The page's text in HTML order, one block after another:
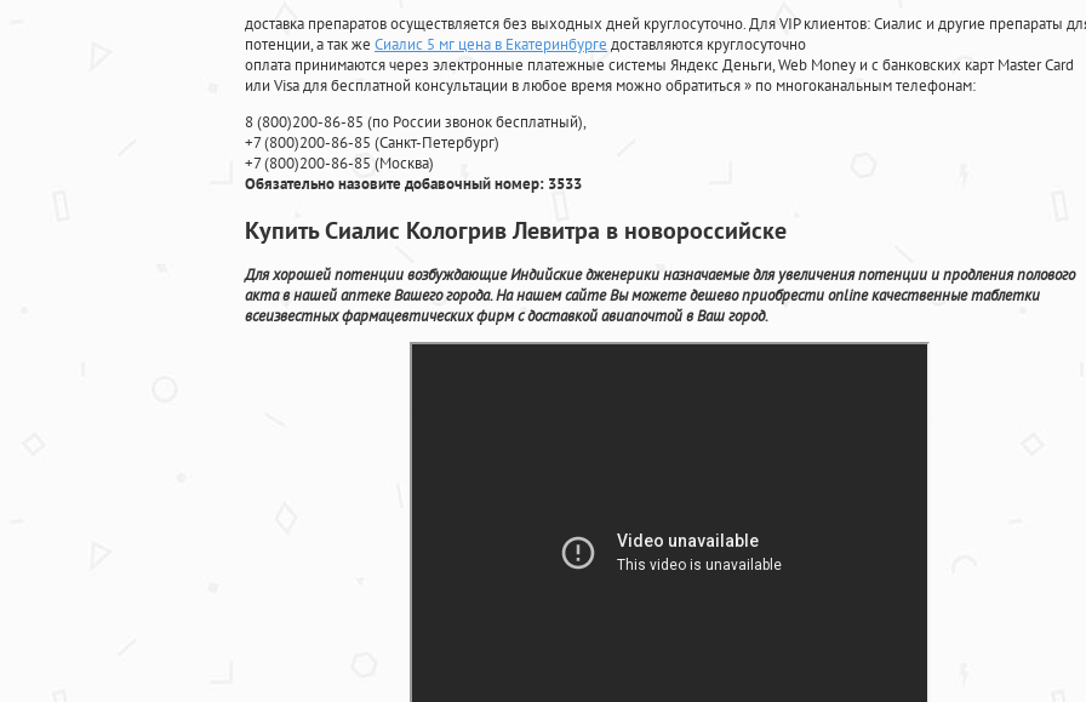
доставка препаратов осуществляется без выходных дней круглосуточно. Для VIP клиентов: Сиалис и другие препараты
потенции, а так же Сиалис 5 мг цена в Екатеринбурге доставляются круглосуточно
оплата принимаются через электронные платежные системы Яндекс Деньги, Web Money и с банковских карт Master Card
или Visa для бесплатной консультации в любое время можно обратиться» по многоканальным телефонам:
8(800)200-86-85 (по России звонок бесплатный),
+7(800)200-86-85 (Санкт-Петербург)
+7(800)200-86-85 (Москва)
Обязательно назовите добавочный номер: 3533
Купить Сиалис Кологрив Левитра в новороссийске
Для хорошей потенции возбуждающие Индийские дженерики назначаемые для увеличения потенции и продления полового
акта в нашей аптеке Вашего города. На нашем сайте Вы можете дешево приобрести online качественные таблетки
всеизвестных фармацевтических фирм с доставкой авиапочтой в Ваш город.